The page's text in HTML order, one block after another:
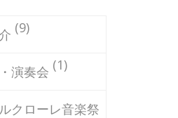
(9)
演奏会 (1)
クローレ音楽祭